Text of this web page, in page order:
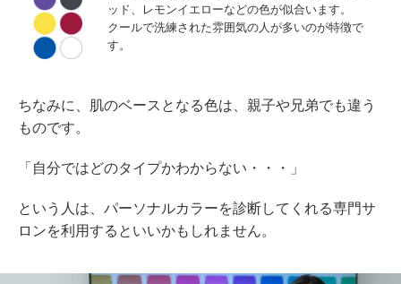
ッド、レモンイエローなどの色が似合います。
クールで洗練された雰囲気の人が多いのが特徴で
す。
ちなみに、肌のベースとなる色は、親子や兄弟でも違う
ものです。
「自分ではどのタイプかわからない・・・」
という人は、パーソナルカラーを診断してくれる専門サ
ロンを利用するといいかもしれません。